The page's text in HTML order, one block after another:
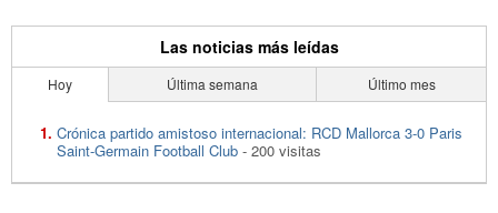
Las noticias más leídas
Hoy Última semana Último mes
Crónica partido amistoso internacional: RCD Mallorca 3-0 Paris
Saint-Germain Football Club - 200 visitas